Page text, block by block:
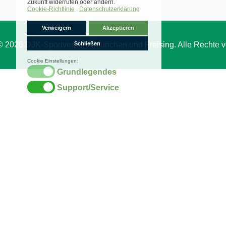
2026 DJK-Sportverband München und Freising. Alle Rechte